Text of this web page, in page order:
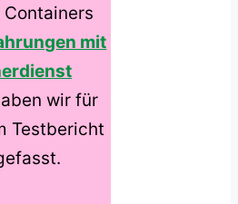
mit
wir für
Testbericht